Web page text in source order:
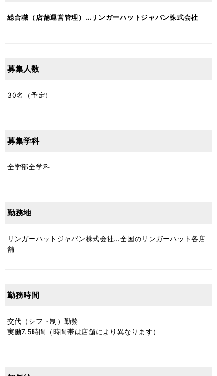
総合職（店舗運営管理）…リンガーハットジャパン株式会社
募集人数
30名（予定）
募集学科
全学部全学科
勤務地
リンガーハットジャパン株式会社…全国のリンガーハット各店
舗
勤務時間
交代（シフト制）勤務
実働7.5時間（時間帯は店舗により異なります）